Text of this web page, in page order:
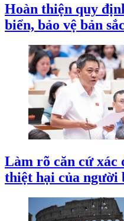
Hoàn thiện quy
biển, bảo vệ bản
Làm rõ căn cứ xác
thiệt hại của người